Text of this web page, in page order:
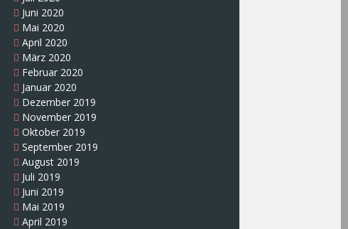
Juni 2020
Mai 2020
April 2020
März 2020
Februar 2020
Januar 2020
Dezember 2019
November 2019
Oktober 2019
September 2019
August 2019
Juli 2019
Juni 2019
Mai 2019
April 2019